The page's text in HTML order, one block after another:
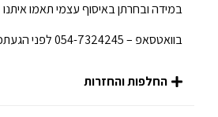
במידה ובחרתן באיסוף עצמי תאמו איתנו
בוואטסאפ – 054-7324245 לפני הגעתכן לחנות.
החלפות והחזרות